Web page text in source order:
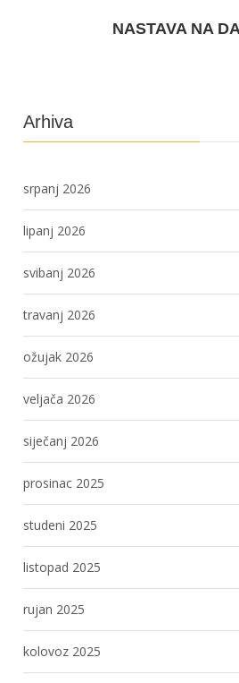
NASTAVA NA
Arhiva
srpanj 2026
lipanj 2026
svibanj 2026
travanj 2026
ožujak 2026
veljača 2026
siječanj 2026
prosinac 2025
studeni 2025
listopad 2025
rujan 2025
kolovoz 2025